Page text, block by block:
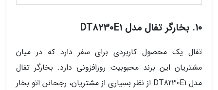
10. بخارگر تفال مدل DT8230E1
تفال یک محصول کاربردی برای سفر دارد که در میان
مشتریان این برند محبوبیت روزافزونی دارد. بخارگر تفال
مدل DT8230E1 از نظر بسیاری از مشتریان، رجحانن اتو بخار